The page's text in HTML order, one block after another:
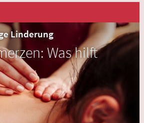
Linderung
Was hilft